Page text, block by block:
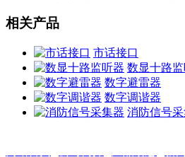
相关产品
市话接口
数显十路
数字避雷器
数字调谐器
消防信号